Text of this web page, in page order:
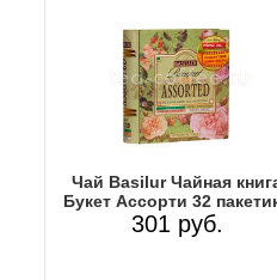
Чай Basilur Чайная
Букет Ассорти 32
301 руб.